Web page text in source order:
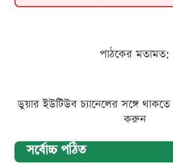
পাঠকের মতামত:
ডুয়ার ইউটিউব চ্যানেলের সঙ্গে থাকতে
করুন
সর্বোচ্চ পঠিত